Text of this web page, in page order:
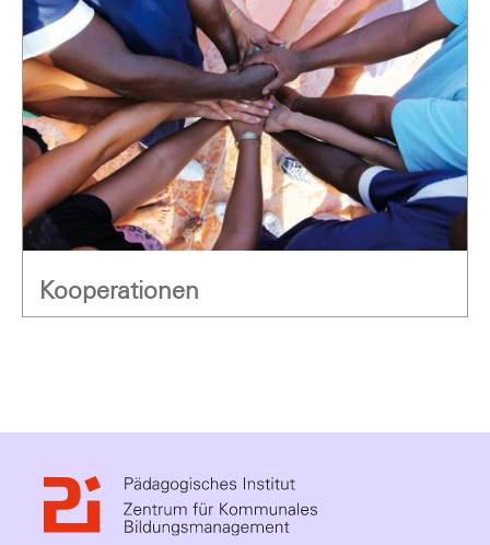
Kooperationen